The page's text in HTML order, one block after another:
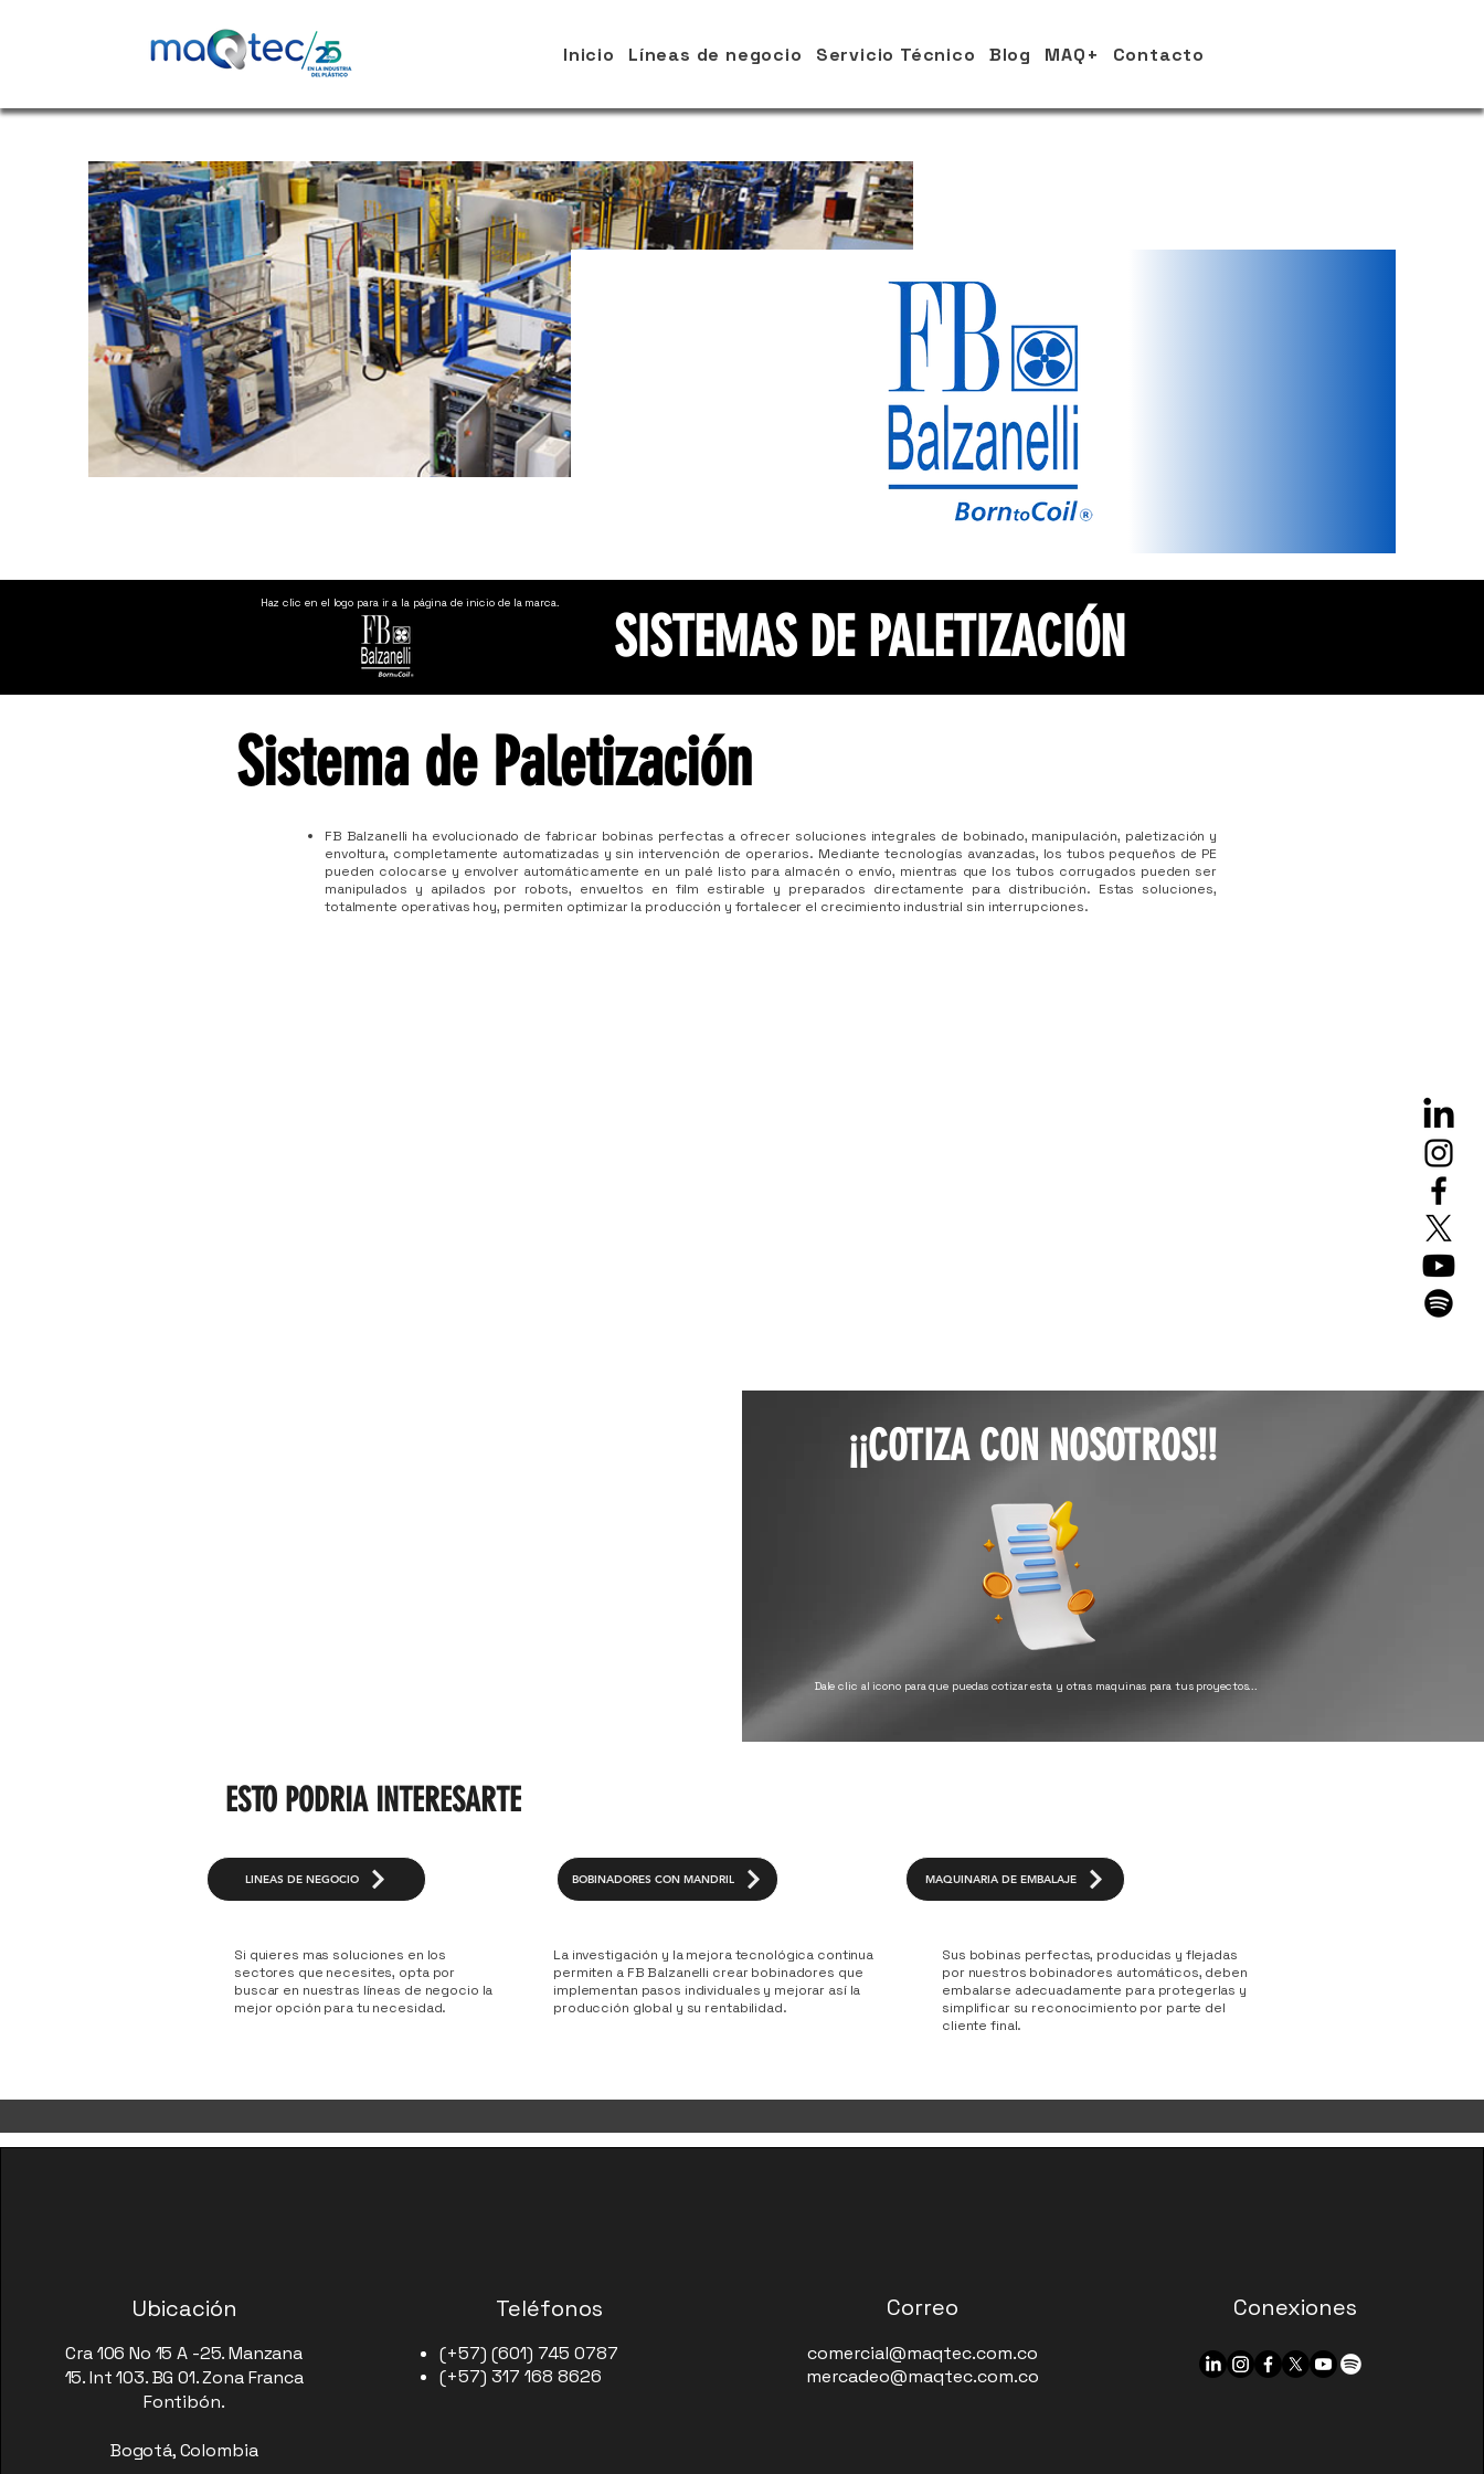
Inicio Líneas de negocio Servicio Técnico Blog MAQ+ Contacto
Haz clic en el logo para ir a la página de inicio de la marca.
SISTEMAS DE PALETIZACIÓN
Sistema de Paletización
FB Balzanelli ha evolucionado de fabricar bobinas perfectas a ofrecer soluciones integrales de bobinado, manipulación, paletización y
envoltura, completamente automatizadas y sin intervención de operarios. Mediante tecnologías avanzadas, los tubos pequeños de PE
pueden colocarse y envolver automáticamente en un palé listo para almacén o envío, mientras que los tubos corrugados pueden ser
manipulados y apilados por robots, envueltos en film estirable y preparados directamente para distribución. Estas soluciones,
totalmente operativas hoy, permiten optimizar la producción y fortalecer el crecimiento industrial sin interrupciones.
¡¡COTIZA CON NOSOTROS!!
Dale clic al icono para que puedas cotizar esta y otras maquinas para tus proyectos...
ESTO PODRIA INTERESARTE
LÍNEAS DE NEGOCIO
Si quieres mas soluciones en los
sectores que necesites, opta por
buscar en nuestras líneas de negocio la
mejor opción para tu necesidad.
BOBINADORES CON MANDRIL
La investigación y la mejora tecnológica continua
permiten a FB Balzanelli crear bobinadores que
implementan pasos individuales y mejorar así la
producción global y su rentabilidad.
MAQUINARIA DE EMBALAJE
Sus bobinas perfectas, producidas y flejadas
por nuestros bobinadores automáticos, deben
embalarse adecuadamente para protegerlas y
simplificar su reconocimiento por parte del
cliente final.
Ubicación
Cra 106 No 15 A -25. Manzana
15. Int 103. BG 01. Zona Franca
Fontibón.
Bogotá, Colombia
Teléfonos
(+57) (601) 745 0787
(+57) 317 168 8626
Correo
comercial@maqtec.com.co
mercadeo@maqtec.com.co
Conexiones